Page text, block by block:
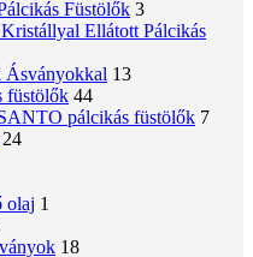
Füstölők 3
Ellátott Pálcikás
Ásványokkal 13
füstölők 44
pálcikás füstölők 7
24
olaj 1
18